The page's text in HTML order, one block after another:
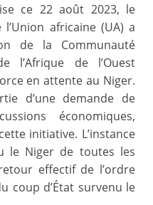
ce 22 août 2023, le
africaine (UA) a
de la Communauté
l’Afrique de l’Ouest
en attente au Niger.
d’une demande de
économiques,
initiative. L’instance
le Niger de toutes les
effectif de l’ordre
coup d’État survenu le